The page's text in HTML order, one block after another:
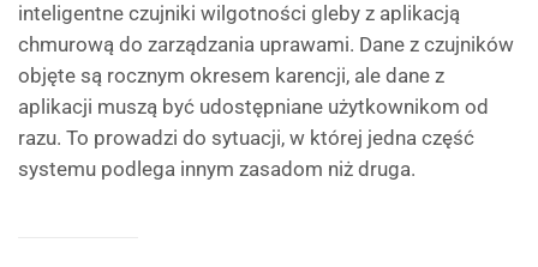
inteligentne czujniki wilgotności gleby z aplikacją
chmurową do zarządzania uprawami. Dane z czujników
objęte są rocznym okresem karencji, ale dane z
aplikacji muszą być udostępniane użytkownikom od
razu. To prowadzi do sytuacji, w której jedna część
systemu podlega innym zasadom niż druga.